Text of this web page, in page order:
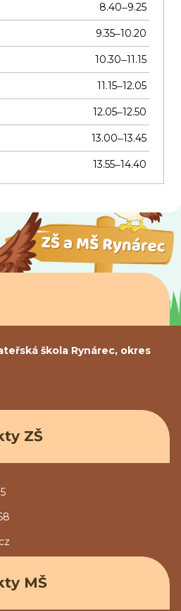
8.40–9.25
9.35–10.20
10.30–11.15
11.15–12.05
12.05–12.50
13.00–13.45
13.55–14.40
škola Rynárec, okres
ZŠ
MŠ